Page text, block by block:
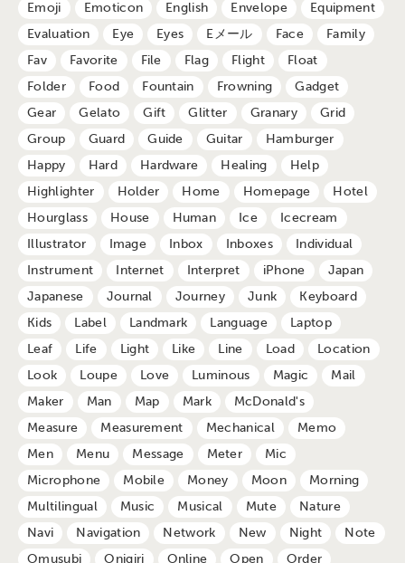
Emoji
Emoticon English Envelope
Equipment
Evaluation
Eye Eyes Eメール Face
Family
Fav
Favorite File Flag Flight
Float
Folder
Food Fountain Frowning
Gadget
Gear
Gelato Gift Glitter Granary
Grid
Group
Guard Guide Guitar
Hamburger
Happy
Hard Hardware Healing
Help
Highlighter
Holder Home Homepage
Hotel
Hourglass
House Human Ice
Icecream
Illustrator
Image Inbox Inboxes
Individual
Instrument
Internet Interpret iPhone
Japan
Japanese
Journal Journey Junk
Keyboard
Kids
Label Landmark Language
Laptop
Leaf
Life Light Like Line Load
Location
Look
Loupe Love Luminous Magic
Mail
Maker
Man Map Mark
McDonald's
Measure
Measurement Mechanical
Memo
Men
Menu Message Meter
Mic
Microphone
Mobile Money Moon
Morning
Multilingual
Music Musical Mute
Nature
Navi
Navigation Network New Night
Note
Omusubi
Onigiri Online Open
Order